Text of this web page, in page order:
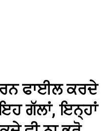
ਫਾਈਲ ਕਰਦੇ
ਗੱਲਾਂ, ਇਨ੍ਹਾਂ